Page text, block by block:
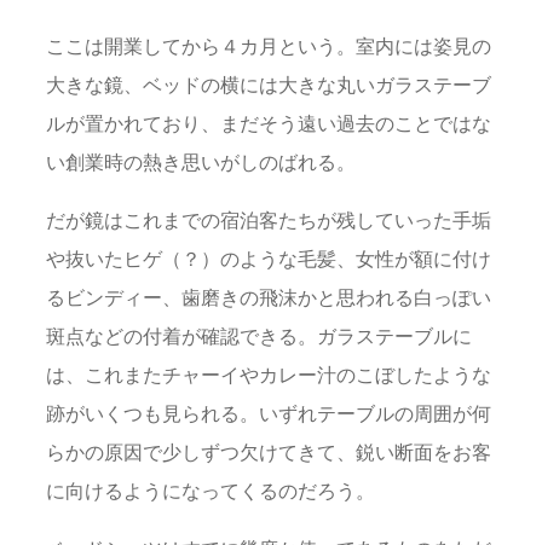
ここは開業してから４カ月という。室内には姿見の
大きな鏡、ベッドの横には大きな丸いガラステーブ
ルが置かれており、まだそう遠い過去のことではな
い創業時の熱き思いがしのばれる。
だが鏡はこれまでの宿泊客たちが残していった手垢
や抜いたヒゲ（？）のような毛髪、女性が額に付け
るビンディー、歯磨きの飛沫かと思われる白っぽい
斑点などの付着が確認できる。ガラステーブルに
は、これまたチャーイやカレー汁のこぼしたような
跡がいくつも見られる。いずれテーブルの周囲が何
らかの原因で少しずつ欠けてきて、鋭い断面をお客
に向けるようになってくるのだろう。